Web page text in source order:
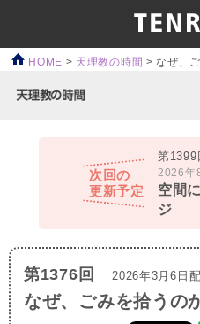
HOME > 天理教の時間 > なぜ、
次回の
更新予定
第1399
2026年
空間
ジ
第1376回 2026年3月6日
なぜ、ごみを拾うの